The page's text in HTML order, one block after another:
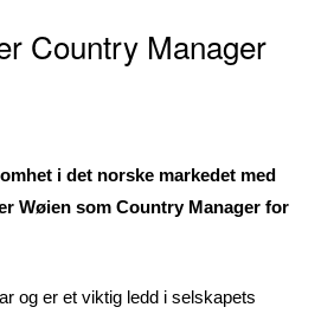
Country Manager
i det norske markedet med
Wøien som Country Manager for
og er et viktig ledd i selskapets